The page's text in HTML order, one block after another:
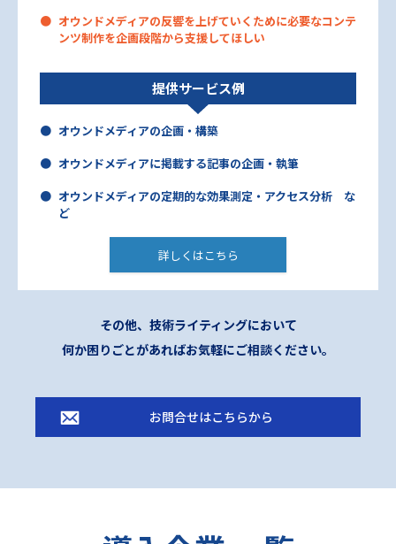
オウンドメディアの反響を上げていくために必要なコンテ
ンツ制作を企画段階から支援してほしい
提供サービス例
オウンドメディアの企画・構築
オウンドメディアに掲載する記事の企画・執筆
オウンドメディアの定期的な効果測定・アクセス分析 な
ど
詳しくはこちら
その他、技術ライティングにおいて
何か困りごとがあればお気軽にご相談ください。
お問合せはこちらから